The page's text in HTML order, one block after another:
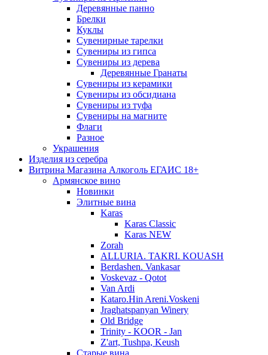
Деревянные панно
Брелки
Куклы
Сувенирные тарелки
Сувениры из гипса
Сувениры из дерева
Деревянные Гранаты
Сувениры из керамики
Сувениры из обсидиана
Сувениры из туфа
Сувениры на магните
Флаги
Разное
Украшения
Изделия из серебра
Витрина Магазина Алкоголь ЕГАИС 18+
Армянское вино
Новинки
Элитные вина
Karas
Karas Classic
Karas NEW
Zorah
ALLURIA. TAKRI. KOUASH
Berdashen. Vankasar
Voskevaz - Qotot
Van Ardi
Kataro.Hin Areni.Voskeni
Jraghatspanyan Winery
Old Bridge
Trinity - KOOR - Jan
Z'art, Tushpa, Keush
Старые вина